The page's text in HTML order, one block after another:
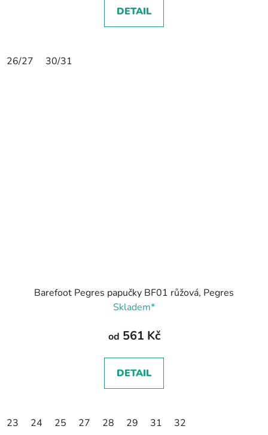
DETAIL
26/27 30/31
Barefoot Pegres papučky BF01 růžová, Pegres
Skladem*
od 561 Kč
DETAIL
23 24 25 27 28 29 31 32